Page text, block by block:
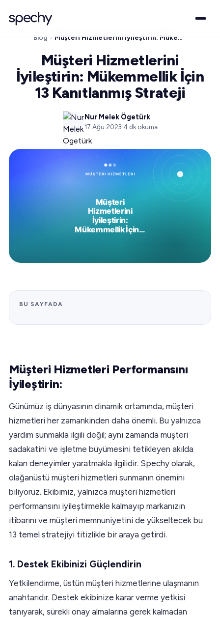
Blog Müşteri Hizmetlerini İyileştirin: Mükemmellik İçin 13 Kanıtlanmış Strateji
Müşteri Hizmetlerini
İyileştirin: Mükemmellik İçin
13 Kanıtlanmış Strateji
Nur Melek Ögetürk
17 Ağu 2023·4 dk okuma
BU SAYFADA
Müşteri Hizmetleri Performansını
İyileştirin:
Günümüz iş dünyasının dinamik ortamında, müşteri
hizmetleri her zamankinden daha önemli. Bu yalnızca
yardım sunmakla ilgili değil; aynı zamanda müşteri
sadakatini ve işletme büyümesini tetikleyen akılda
kalan deneyimler yaratmakla ilgilidir. Spechy olarak,
olağanüstü müşteri hizmetleri sunmanın önemini
biliyoruz. Ekibimiz, yalnızca müşteri hizmetleri
performansını iyileştirmekle kalmayıp markanızın
itibarını ve müşteri memnuniyetini de yükseltecek bu
13 temel stratejiyi titizlikle bir araya getirdi.
1. Destek Ekibinizi Güçlendirin
Yetkilendirme, üstün müşteri hizmetlerine ulaşmanın
anahtarıdır. Destek ekibinize karar verme yetkisi
tanıyarak, sürekli onay almalarına gerek kalmadan